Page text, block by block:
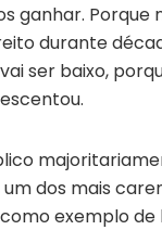
ganhar. Porque
durante
ser baixo,
um dos mais
exemplo